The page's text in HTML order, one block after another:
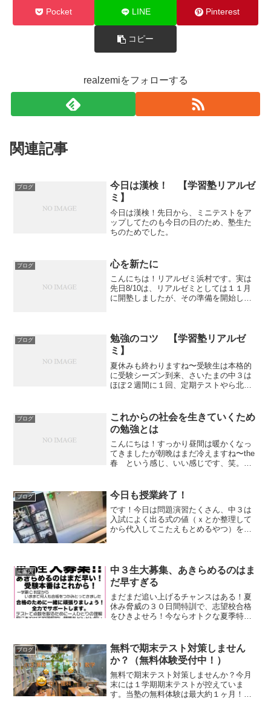
Pocket LINE Pinterest
コピー
realzemiをフォローする
関連記事
ブログ
今日は漢検！ 【学習塾リアルゼ
ミ】
今日は漢検！先日から、ミニテストをア
ップしてたのも今日の日のため、塾生た
ちのためでした。
ブログ 心を新たに
こんにちは！リアルゼミ浜村です。実は
先日8/10は、リアルゼミとしては１１月
に開塾しましたが、その準備を開始した
始し、去年から始めた...
ブログ
勉強のコツ 【学習塾リアルゼ
ミ】
夏休みも終わりますね〜受験生は本格的
に受験シーズン到来、さいたまの中３は
ほぼ２週間に１回、定期テストやら北辰
対して対策はなかなかできないのでじぶ
んの苦手を潰していくこと...
ブログ
これからの社会を生きていくため
の勉強とは
こんにちは！すっかり昼間は暖かくなっ
てきましたが朝晩はまだ冷えますね〜the
春 という感じ、いい感じです、笑。以
り続ける秘密私の母校の記事です。正
直、高校時代あまり...
ブログ 今日も授業終了！
です！今日は問題演習たくさん、中３は
入試によく出る式の値（ｘとか整理して
から代入してこたえもとめるやつ）をや
ご案内
中３生大募集、あきらめるのはま
だ早すぎる
まだまだ追い上げるチャンスはある！夏
休み脅威の３０日間特訓で、志望校合格
をひきよせろ！今ならオトクな夏季特訓
せフォーム 048-764-8035
ブログ
無料で期末テスト対策しません
か？（無料体験受付中！）
無料で期末テスト対策しませんか？今月
末には１学期期末テストが控えていま
す。当塾の無料体験は最大約１ヶ月！と